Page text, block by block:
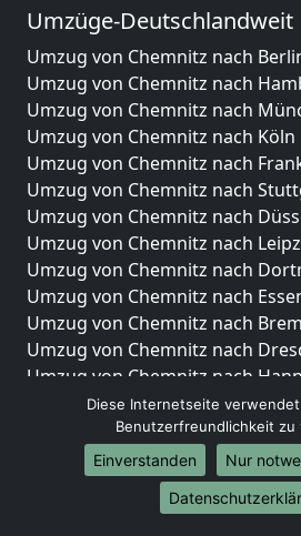
Umzüge-Deutschlandweit
Umzug von Chemnitz nach
Umzug von Chemnitz nach
Umzug von Chemnitz nach
Umzug von Chemnitz nach Köln
Umzug von Chemnitz nach
Umzug von Chemnitz nach
Umzug von Chemnitz nach
Umzug von Chemnitz nach
Umzug von Chemnitz nach
Umzug von Chemnitz nach
Umzug von Chemnitz nach
Umzug von Chemnitz nach
Umzug von Chemnitz nach
Umzug von Chemnitz nach
Umzug von Chemnitz nach
Umzug von Chemnitz nach
Umzug von Chemnitz nach
Umzug von Chemnitz nach
Diese Internetseite
Benutzerfreundlichkeit zu
Einverstanden
Nur